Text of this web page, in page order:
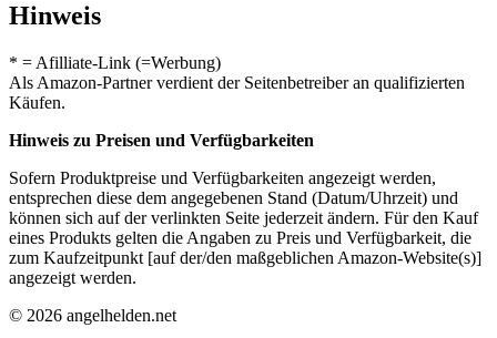
Hinweis
* = Afilliate-Link (=Werbung)
Als Amazon-Partner verdient der Seitenbetreiber an qualifizierten
Käufen.
Hinweis zu Preisen und Verfügbarkeiten
Sofern Produktpreise und Verfügbarkeiten angezeigt werden,
entsprechen diese dem angegebenen Stand (Datum/Uhrzeit) und
können sich auf der verlinkten Seite jederzeit ändern. Für den Kauf
eines Produkts gelten die Angaben zu Preis und Verfügbarkeit, die
zum Kaufzeitpunkt [auf der/den maßgeblichen Amazon-Website(s)]
angezeigt werden.
© 2026 angelhelden.net